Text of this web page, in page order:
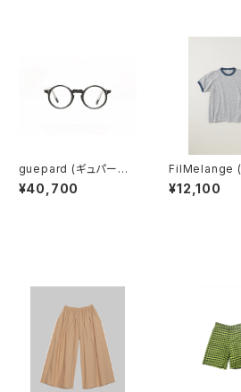
guepard (ギュパール)
gp-11 noir cristal (cl
ear lens) メガネ
¥40,700
FilMelange (
ランジェ) EMMA / エマ
VINTAGE
¥12,100